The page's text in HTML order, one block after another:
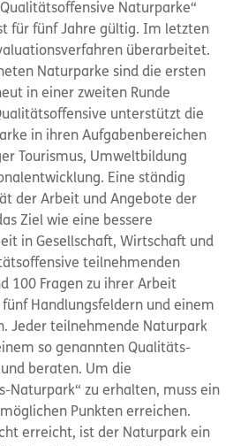
Naturparke“
für fünf Jahre gültig. Im letzten
überarbeitet.
Naturparke sind die ersten
in einer zweiten Runde
unterstützt die
in ihren Aufgabenbereichen
Tourismus, Umweltbildung
Eine ständig
der Arbeit und Angebote der
Ziel wie eine bessere
in Gesellschaft, Wirtschaft und
teilnehmenden
100 Fragen zu ihrer Arbeit
Handlungsfeldern und einem
Jeder teilnehmende Naturpark
so genannten Qualitäts-
beraten. Um die
Naturpark“ zu erhalten, muss ein
Punkten erreichen.
erreicht, ist der Naturpark ein